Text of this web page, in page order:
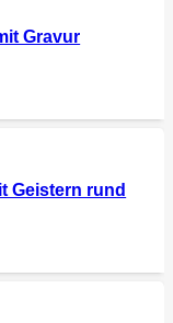
Gravur
Geistern rund